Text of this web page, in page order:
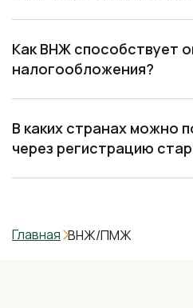
Как ВНЖ способствует
налогообложения?
В каких странах можно
через регистрацию
Главная ВНЖ/ПМЖ